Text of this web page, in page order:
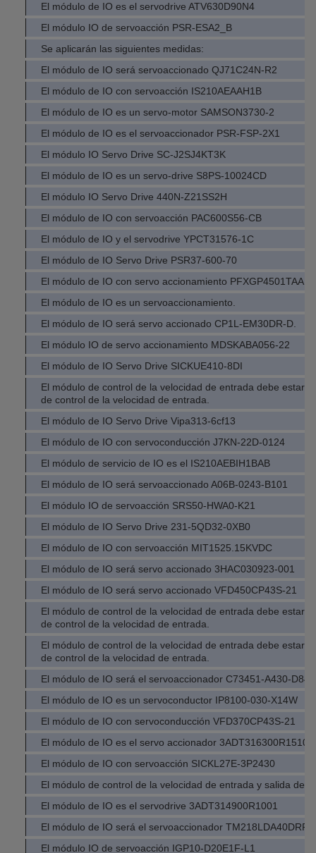
El módulo de IO es el servodrive ATV630D90N4
El módulo IO de servoacción PSR-ESA2_B
Se aplicarán las siguientes medidas:
El módulo de IO será servoaccionado QJ71C24N-R2
El módulo de IO con servoacción IS210AEAAH1B
El módulo de IO es un servo-motor SAMSON3730-2
El módulo de IO es el servoaccionador PSR-FSP-2X1
El módulo IO Servo Drive SC-J2SJ4KT3K
El módulo de IO es un servo-drive S8PS-10024CD
El módulo IO Servo Drive 440N-Z21SS2H
El módulo de IO con servoacción PAC600S56-CB
El módulo de IO y el servodrive YPCT31576-1C
El módulo de IO Servo Drive PSR37-600-70
El módulo de IO con servo accionamiento PFXGP4501TAA
El módulo de IO es un servoaccionamiento.
El módulo de IO será servo accionado CP1L-EM30DR-D.
El módulo IO de servo accionamiento MDSKABA056-22
El módulo de IO Servo Drive SICKUE410-8DI
El módulo de control de la velocidad de entrada debe estar
de control de la velocidad de entrada.
El módulo de IO Servo Drive Vipa313-6cf13
El módulo de IO con servoconducción J7KN-22D-0124
El módulo de servicio de IO es el IS210AEBIH1BAB
El módulo de IO será servoaccionado A06B-0243-B101
El módulo IO de servoacción SRS50-HWA0-K21
El módulo de IO Servo Drive 231-5QD32-0XB0
El módulo de IO con servoacción MIT1525.15KVDC
El módulo de IO será servo accionado 3HAC030923-001
El módulo de IO será servo accionado VFD450CP43S-21
El módulo de control de la velocidad de entrada debe estar
de control de la velocidad de entrada.
El módulo de control de la velocidad de entrada debe estar
de control de la velocidad de entrada.
El módulo de IO será el servoaccionador C73451-A430-D84
El módulo de IO es un servoconductor IP8100-030-X14W
El módulo de IO con servoconducción VFD370CP43S-21
El módulo de IO es el servo accionador 3ADT316300R1510
El módulo de IO con servoacción SICKL27E-3P2430
El módulo de control de la velocidad de entrada y salida del
El módulo de IO es el servodrive 3ADT314900R1001
El módulo de IO será el servoaccionador
El módulo IO de servoacción IGP10-D20E1F-L1